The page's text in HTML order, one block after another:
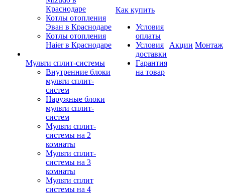
Краснодаре
Котлы отопления
Эван в Краснодаре
Котлы отопления
Haier в Краснодаре
Мульти сплит-системы
Внутренние блоки
мульти сплит-
систем
Наружные блоки
мульти сплит-
систем
Мульти сплит-
системы на 2
комнаты
Мульти сплит-
системы на 3
комнаты
Мульти сплит
системы на 4
Как купить
Условия
оплаты
Условия
доставки
Гарантия
на товар
Акции Монтаж